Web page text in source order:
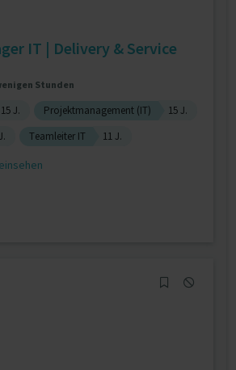
IT | Delivery & Service
Stunden
15 J. Projektmanagement (IT)
15 J.
Teamleiter IT 11 J.